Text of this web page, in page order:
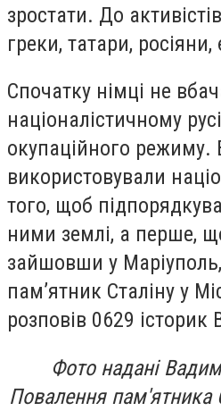
зростати. До
греки, татари, росіяни,
Спочатку німці не
націоналістичному
окупаційного режиму.
використовували
того, щоб
ними землі, а перше,
зайшовши у
пам’ятник Сталіну у
розповів 0629
Фото надані
Повалення пам'ятника